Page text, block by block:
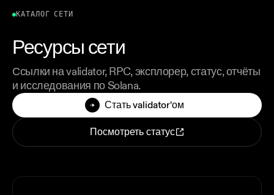
КАТАЛОГ СЕТИ
Ресурсы сети
Ссылки на validator, RPC, эксплорер, статус, отчёты
и исследования по Solana.
Стать validator'ом
Посмотреть статус